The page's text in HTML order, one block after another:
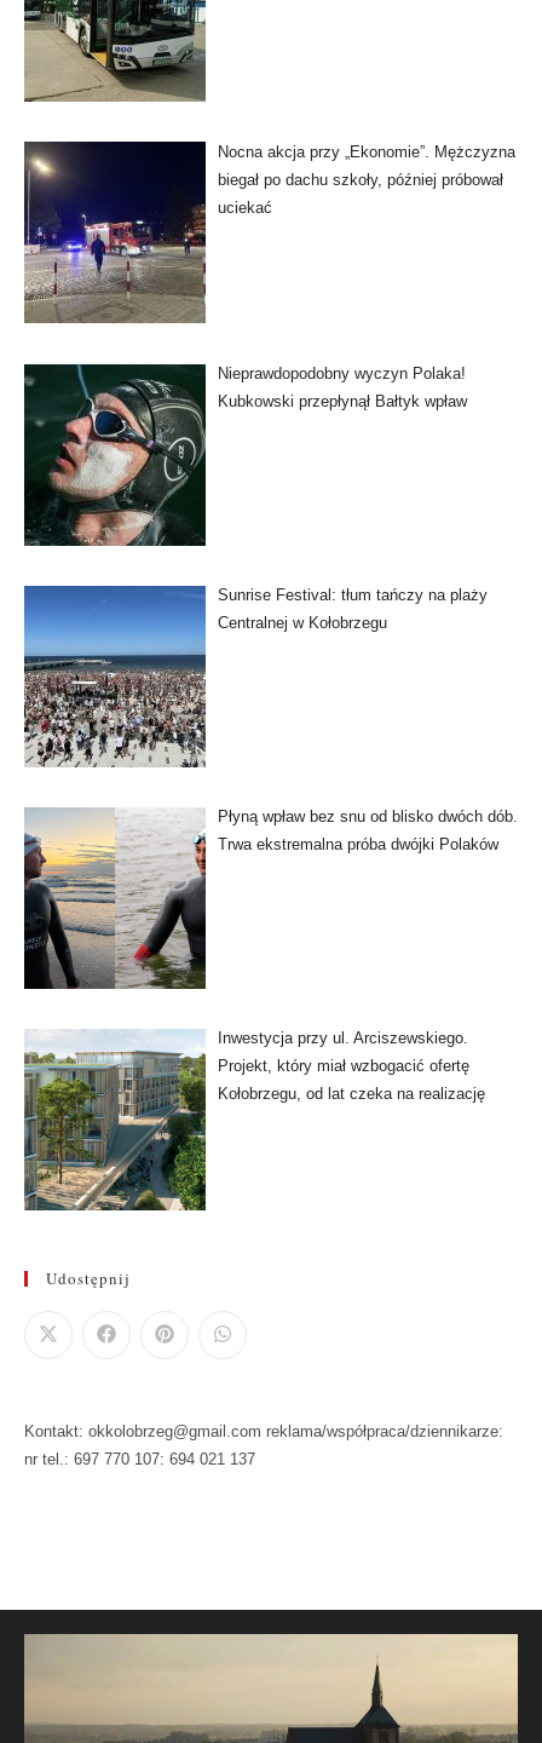
Nocna akcja przy „Ekonomie”. Mężczyzna
biegał po dachu szkoły, później próbował
uciekać
Nieprawdopodobny wyczyn Polaka!
Kubkowski przepłynął Bałtyk wpław
Sunrise Festival: tłum tańczy na plaży
Centralnej w Kołobrzegu
Płyną wpław bez snu od blisko dwóch dób.
Trwa ekstremalna próba dwójki Polaków
Inwestycja przy ul. Arciszewskiego.
Projekt, który miał wzbogacić ofertę
Kołobrzegu, od lat czeka na realizację
Udostępnij
Kontakt: okkolobrzeg@gmail.com reklama/współpraca/dziennikarze:
nr tel.: 697 770 107: 694 021 137